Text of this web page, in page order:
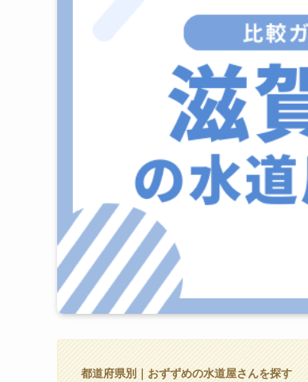
都道府県別｜おずずめの水道屋さんを探す